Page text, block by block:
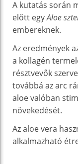
A kutatás során
előtt egyAloe
embereknek.
Az eredmények
a kollagén
résztvevők
továbbá az arc
aloe valóban
növekedését.
Az aloe vera
alkalmazható